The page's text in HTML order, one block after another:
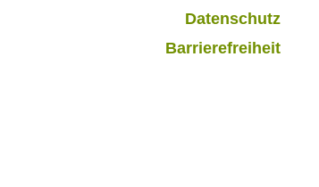
Datenschutz
Barrierefreiheit